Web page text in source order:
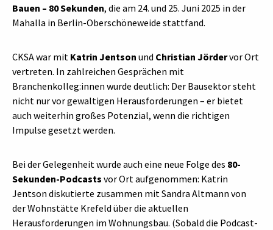
Bauen – 80 Sekunden, die am 24. und 25. Juni 2025 in der
Mahalla in Berlin-Oberschöneweide stattfand.
CKSA war mit Katrin Jentson und Christian Jördervor Ort
vertreten. In zahlreichen Gesprächen mit
Branchenkolleg:innen wurde deutlich: Der Bausektor steht
nicht nur vor gewaltigen Herausforderungen – er bietet
auch weiterhin großes Potenzial, wenn die richtigen
Impulse gesetzt werden.
Bei der Gelegenheit wurde auch eine neue Folge des 80-
Sekunden-Podcasts vor Ort aufgenommen: Katrin
Jentson diskutierte zusammen mit Sandra Altmann von
der Wohnstätte Krefeld über die aktuellen
Herausforderungen im Wohnungsbau. (Sobald die Podcast-